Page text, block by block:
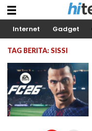
Internet Gadget
TAG BERITA: SISSI